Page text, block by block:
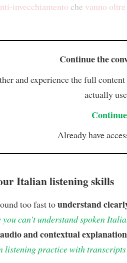
invecchiamento che vanno oltre
Continue the
and experience the full
actually
Continue
Already have
Italian listening skills
too fast tounderstand
you can't understand spoken
audio and contextual
listening practice with transcripts